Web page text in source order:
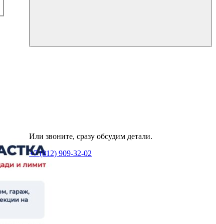
Или звоните, сразу обсудим детали.
+7 (812) 909-32-02